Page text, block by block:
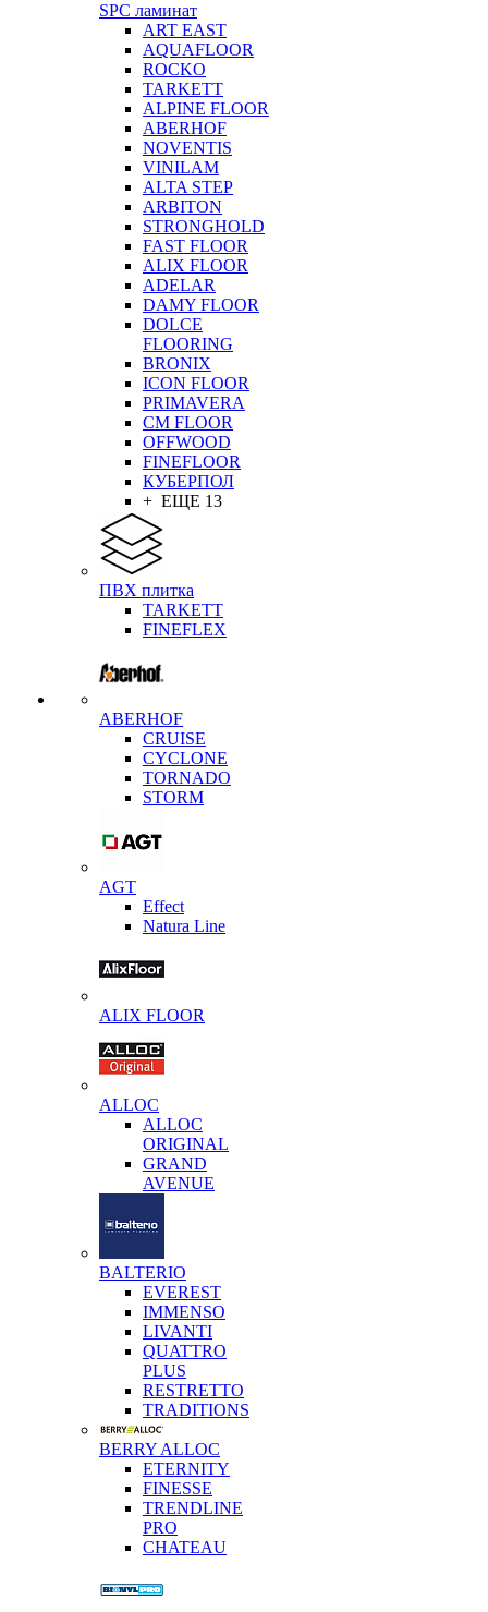
SPC ламинат
ART EAST
AQUAFLOOR
ROCKO
TARKETT
ALPINE FLOOR
ABERHOF
NOVENTIS
VINILAM
ALTA STEP
ARBITON
STRONGHOLD
FAST FLOOR
ALIX FLOOR
ADELAR
DAMY FLOOR
DOLCE
FLOORING
BRONIX
ICON FLOOR
PRIMAVERA
CM FLOOR
OFFWOOD
FINEFLOOR
КУБЕРПОЛ
+ ЕЩЕ 13
ПВХ плитка
TARKETT
FINEFLEX
ABERHOF
CRUISE
CYCLONE
TORNADO
STORM
AGT
Effect
Natura Line
ALIX FLOOR
ALLOC
ALLOC
ORIGINAL
GRAND
AVENUE
BALTERIO
EVEREST
IMMENSO
LIVANTI
QUATTRO
PLUS
RESTRETTO
TRADITIONS
BERRY ALLOC
ETERNITY
FINESSE
TRENDLINE
PRO
CHATEAU